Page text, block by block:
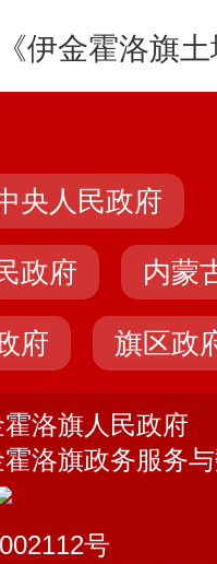
央人民政府
政府 内蒙
府 旗区政
洛旗人民政府
洛旗政务服务
号